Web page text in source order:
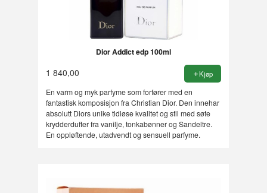
Dior Addict edp 100ml
1 840,00 Kjøp
En varm og myk parfyme som forfører med en
fantastisk komposisjon fra Christian Dior. Den innehar
absolutt Diors unike tidløse kvalitet og stil med søte
krydderdufter fra vanilje, tonkabønner og Sandeltre.
En oppløftende, utadvendt og sensuell parfyme.